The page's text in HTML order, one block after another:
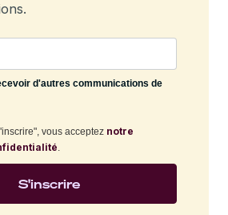
d'autres communications de
vous acceptez notre
.